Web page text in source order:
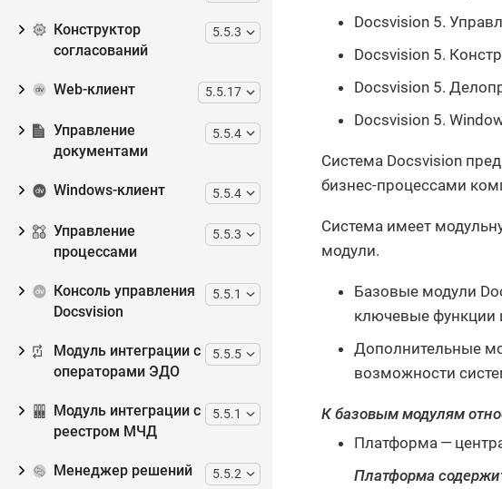
Конструктор
согласований
5.5.3
Web-клиент 5.5.17
Управление
документами
5.5.4
Windows-клиент 5.5.4
Управление
процессами
5.5.3
Консоль управления
Docsvision
5.5.1
Модуль интеграции с
операторами ЭДО
5.5.5
Модуль интеграции с
реестром МЧД
5.5.1
Менеджер решений 5.5.2
Docsvision 5.
Docsvision 5.
Docsvision 5.
Docsvision 5.
Система Docsvision
бизнес-процессами
Система имеет
модули.
Базовые модули
ключевые функции
Дополнительные
возможности
К базовым модулям
Платформа —
Платформа